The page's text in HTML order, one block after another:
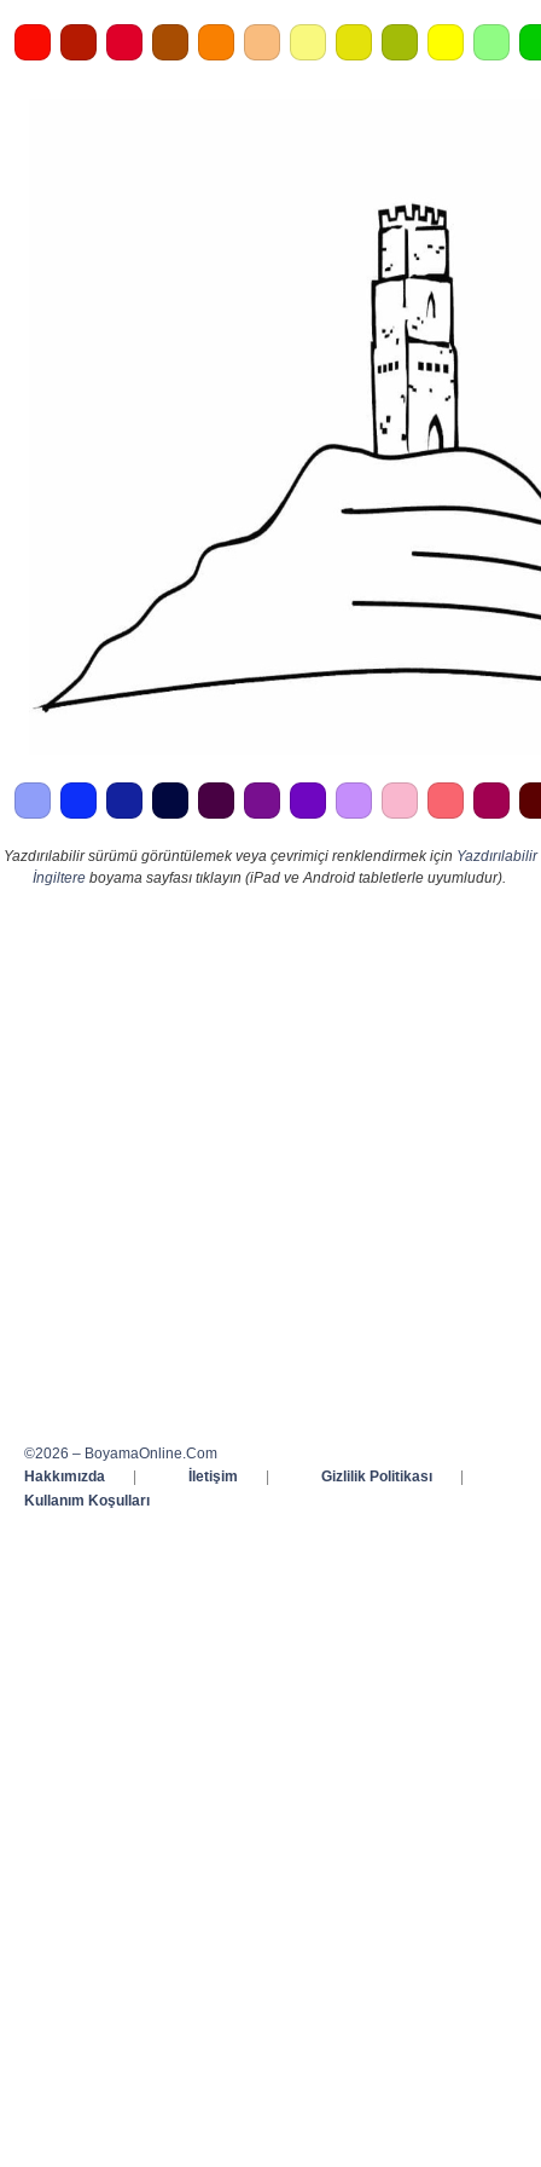
Yazdırılabilir sürümü görüntülemek veya çevrimiçi renklendirmek için Yazdırılabilir
İngiltereboyama sayfası tıklayın (iPad ve Android tabletlerle uyumludur).
©2026 – BoyamaOnline.Com
Hakkımızda
| İletişim | Gizlilik Politikası
|
Kullanım Koşulları